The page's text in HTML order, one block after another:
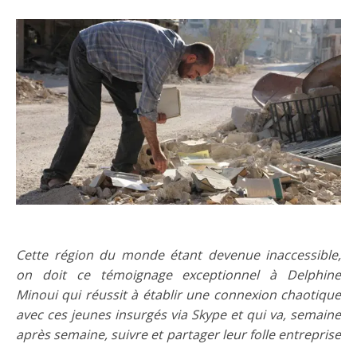
Cette région du monde étant devenue inaccessible,
on doit ce témoignage exceptionnel à Delphine
Minoui qui réussit à établir une connexion chaotique
avec ces jeunes insurgés via Skype et qui va, semaine
après semaine, suivre et partager leur folle entreprise